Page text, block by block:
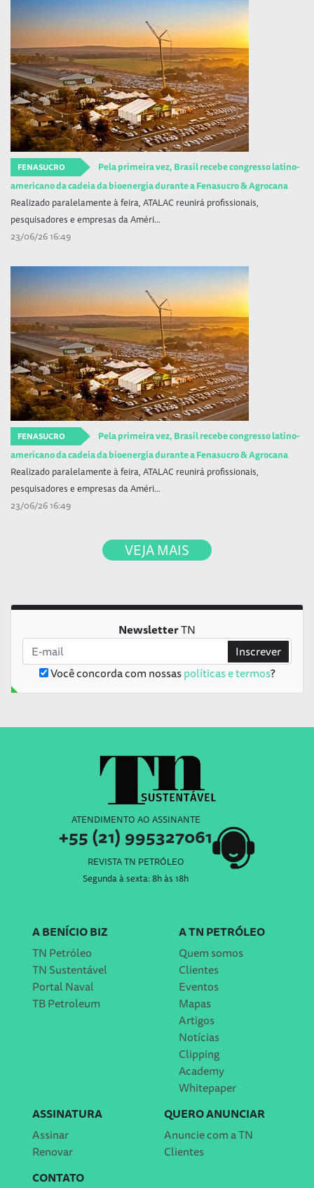
FENASUCRO
Pela primeira vez, Brasil recebe congresso latino-
americano da cadeia da bioenergia durante a Fenasucro & Agrocana
Realizado paralelamente à feira, ATALAC reunirá profissionais,
pesquisadores e empresas da Améri...
23/06/26 16:49
FENASUCRO
Pela primeira vez, Brasil recebe congresso latino-
americano da cadeia da bioenergia durante a Fenasucro & Agrocana
Realizado paralelamente à feira, ATALAC reunirá profissionais,
pesquisadores e empresas da Améri...
23/06/26 16:49
VEJA MAIS
NewsletterTN
Você concorda com nossaspolíticas e termos?
Inscrever
ATENDIMENTO AO ASSINANTE
+55 (21) 995327061
REVISTA TN PETRÓLEO
Segunda à sexta: 8h às 18h
A BENÍCIO BIZ
TN Petróleo
TN Sustentável
Portal Naval
TB Petroleum
A TN PETRÓLEO
Quem somos
Clientes
Eventos
Mapas
Artigos
Notícias
Clipping
Academy
Whitepaper
ASSINATURA
Assinar
Renovar
QUERO ANUNCIAR
Anuncie com a TN
Clientes
CONTATO